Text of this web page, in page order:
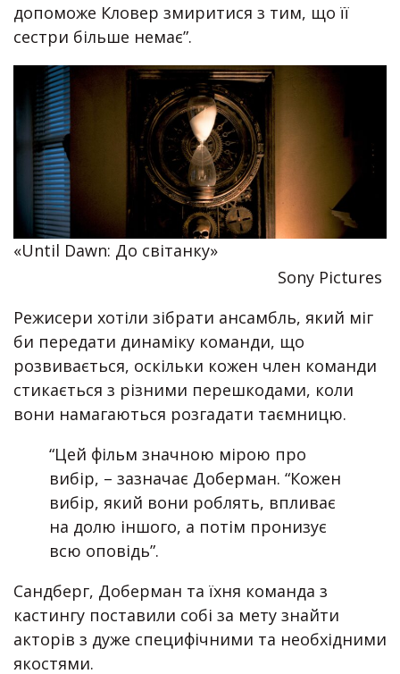
допоможе Кловер змиритися з тим, що її
сестри більше немає”.
«Until Dawn: До світанку»
Sony Pictures
Режисери хотіли зібрати ансамбль, який міг
би передати динаміку команди, що
розвивається, оскільки кожен член команди
стикається з різними перешкодами, коли
вони намагаються розгадати таємницю.
“Цей фільм значною мірою про
вибір, – зазначає Доберман. “Кожен
вибір, який вони роблять, впливає
на долю іншого, а потім пронизує
всю оповідь”.
Сандберг, Доберман та їхня команда з
кастингу поставили собі за мету знайти
акторів з дуже специфічними та необхідними
якостями.